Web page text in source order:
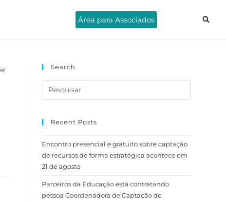
Área para Associados
Search
Recent Posts
Encontro presencial e gratuito sobre captação
de recursos de forma estratégica acontece em
21 de agosto
Parceiros da Educação está contratando
pessoa Coordenadora de Captação de